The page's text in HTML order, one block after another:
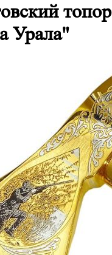
топор
Урала"